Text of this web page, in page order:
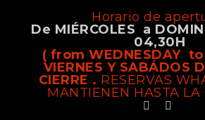
Horario de
De MIÉRCOLES a
04,30H
( from WEDNESDAY to
VIERNES Y SABÁDOS
CIERRE . RESERVAS
MANTIENEN HASTA